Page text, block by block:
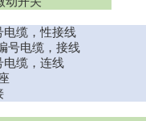
电缆，性接线
号电缆，接线
电缆，连线